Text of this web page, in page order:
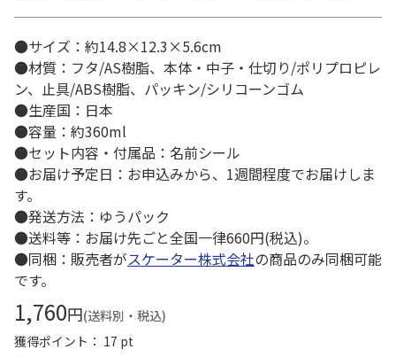
●サイズ：約14.8×12.3×5.6cm
●材質：フタ/AS樹脂、本体・中子・仕切り/ポリプロピレ
ン、止具/ABS樹脂、パッキン/シリコーンゴム
●生産国：日本
●容量：約360ml
●セット内容・付属品：名前シール
●お届け予定日：お申込みから、1週間程度でお届けしま
す。
●発送方法：ゆうパック
●送料等：お届け先ごと全国一律660円(税込)。
●同梱：販売者がスケーター株式会社の商品のみ同梱可能
です。
1,760円(送料別・税込)
獲得ポイント： 17 pt